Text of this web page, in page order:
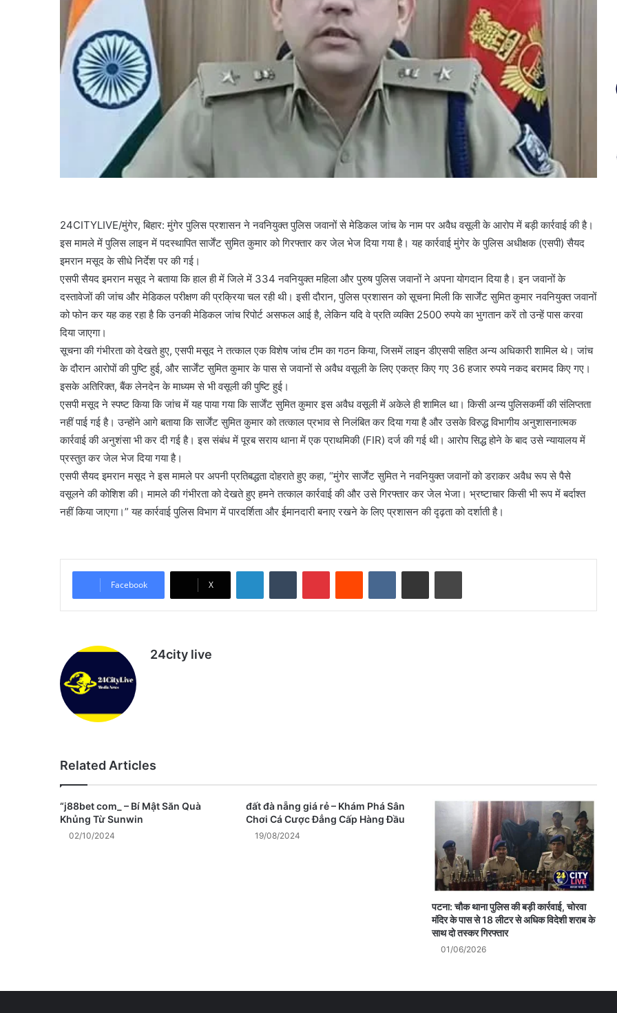
24CITYLIVE/मुंगेर, बिहार: मुंगेर पुलिस प्रशासन ने नवनियुक्त पुलिस जवानों से मेडिकल जांच के नाम पर अवैध वसूली के आरोप में बड़ी कार्रवाई की है।
इस मामले में पुलिस लाइन में पदस्थापित सार्जेंट सुमित कुमार को गिरफ्तार कर जेल भेज दिया गया है। यह कार्रवाई मुंगेर के पुलिस अधीक्षक (एसपी) सैयद
इमरान मसूद के सीधे निर्देश पर की गई।
एसपी सैयद इमरान मसूद ने बताया कि हाल ही में जिले में 334 नवनियुक्त महिला और पुरुष पुलिस जवानों ने अपना योगदान दिया है। इन जवानों के
दस्तावेजों की जांच और मेडिकल परीक्षण की प्रक्रिया चल रही थी। इसी दौरान, पुलिस प्रशासन को सूचना मिली कि सार्जेंट सुमित कुमार नवनियुक्त जवानों
को फोन कर यह कह रहा है कि उनकी मेडिकल जांच रिपोर्ट असफल आई है, लेकिन यदि वे प्रति व्यक्ति 2500 रुपये का भुगतान करें तो उन्हें पास करवा
दिया जाएगा।
सूचना की गंभीरता को देखते हुए, एसपी मसूद ने तत्काल एक विशेष जांच टीम का गठन किया, जिसमें लाइन डीएसपी सहित अन्य अधिकारी शामिल थे। जांच
के दौरान आरोपों की पुष्टि हुई, और सार्जेंट सुमित कुमार के पास से जवानों से अवैध वसूली के लिए एकत्र किए गए 36 हजार रुपये नकद बरामद किए गए।
इसके अतिरिक्त, बैंक लेनदेन के माध्यम से भी वसूली की पुष्टि हुई।
एसपी मसूद ने स्पष्ट किया कि जांच में यह पाया गया कि सार्जेंट सुमित कुमार इस अवैध वसूली में अकेले ही शामिल था। किसी अन्य पुलिसकर्मी की संलिप्तता
नहीं पाई गई है। उन्होंने आगे बताया कि सार्जेंट सुमित कुमार को तत्काल प्रभाव से निलंबित कर दिया गया है और उसके विरुद्ध विभागीय अनुशासनात्मक
कार्रवाई की अनुशंसा भी कर दी गई है। इस संबंध में पूरब सराय थाना में एक प्राथमिकी (FIR) दर्ज की गई थी। आरोप सिद्ध होने के बाद उसे न्यायालय में
प्रस्तुत कर जेल भेज दिया गया है।
एसपी सैयद इमरान मसूद ने इस मामले पर अपनी प्रतिबद्धता दोहराते हुए कहा, “मुंगेर सार्जेंट सुमित ने नवनियुक्त जवानों को डराकर अवैध रूप से पैसे
वसूलने की कोशिश की। मामले की गंभीरता को देखते हुए हमने तत्काल कार्रवाई की और उसे गिरफ्तार कर जेल भेजा। भ्रष्टाचार किसी भी रूप में बर्दाश्त
नहीं किया जाएगा।” यह कार्रवाई पुलिस विभाग में पारदर्शिता और ईमानदारी बनाए रखने के लिए प्रशासन की दृढ़ता को दर्शाती है।
Facebook X
LinkedInTumblr PinterestReddit VKontakteShare via Email Print
24city live
Related Articles
“j88bet com_ – Bí Mật Săn Quà
Khủng Từ Sunwin
02/10/2024
đất đà nẵng giá rẻ – Khám Phá Sân
Chơi Cá Cược Đẳng Cấp Hàng Đầu
19/08/2024
पटना: चौक थाना पुलिस की बड़ी कार्रवाई, चोरवा
मंदिर के पास से 18 लीटर से अधिक विदेशी शराब के
साथ दो तस्कर गिरफ्तार
01/06/2026